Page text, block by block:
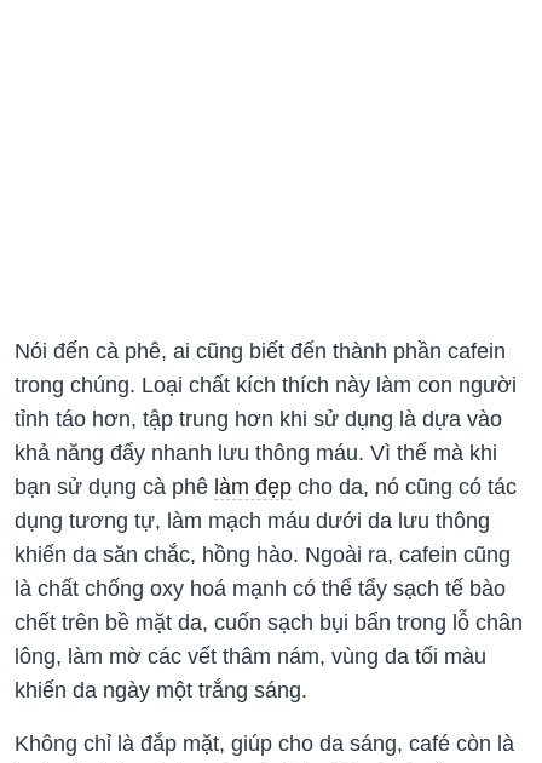
Nói đến cà phê, ai cũng biết đến thành phần cafein
trong chúng. Loại chất kích thích này làm con người
tỉnh táo hơn, tập trung hơn khi sử dụng là dựa vào
khả năng đẩy nhanh lưu thông máu. Vì thế mà khi
bạn sử dụng cà phê làm đẹp cho da, nó cũng có tác
dụng tương tự, làm mạch máu dưới da lưu thông
khiến da săn chắc, hồng hào. Ngoài ra, cafein cũng
là chất chống oxy hoá mạnh có thể tẩy sạch tế bào
chết trên bề mặt da, cuốn sạch bụi bẩn trong lỗ chân
lông, làm mờ các vết thâm nám, vùng da tối màu
khiến da ngày một trắng sáng.
Không chỉ là đắp mặt, giúp cho da sáng, café còn là